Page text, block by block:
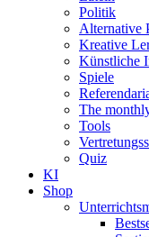
Politik
Alternative
Kreative
Künstliche
Spiele
The
Tools
Quiz
KI
Shop